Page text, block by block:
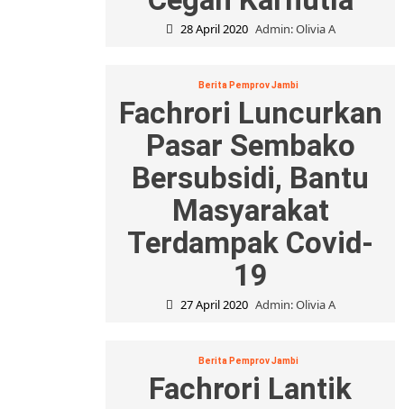
28 April 2020 Admin: Olivia A
Berita Pemprov Jambi
Fachrori Luncurkan
Pasar Sembako
Bersubsidi, Bantu
Masyarakat
Terdampak Covid-
19
27 April 2020 Admin: Olivia A
Berita Pemprov Jambi
Fachrori Lantik